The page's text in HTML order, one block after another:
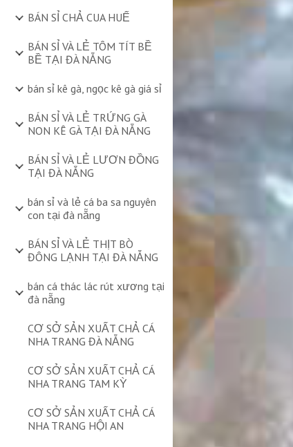
BÁN SỈ CHẢ CUA HUẾ
BÁN SỈ VÀ LẺ TÔM TÍT BỀ
BỀ TẠI ĐÀ NẴNG
bán sỉ kê gà, ngọc kê gà giá sỉ
BÁN SỈ VÀ LẺ TRỨNG GÀ
NON KÊ GÀ TẠI ĐÀ NẴNG
BÁN SỈ VÀ LẺ LƯƠN ĐỒNG
TẠI ĐÀ NẴNG
bán sỉ và lẻ cá ba sa nguyên
con tại đà nẵng
BÁN SỈ VÀ LẺ THỊT BÒ
ĐÔNG LẠNH TẠI ĐÀ NẴNG
bán cá thác lác rút xương tại
đà nẵng
CƠ SỞ SẢN XUẤT CHẢ CÁ
NHA TRANG ĐÀ NẴNG
CƠ SỞ SẢN XUẤT CHẢ CÁ
NHA TRANG TAM KỲ
CƠ SỞ SẢN XUẤT CHẢ CÁ
NHA TRANG HỘI AN